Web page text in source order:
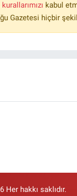
kabul
Gazetesi hiçbir
hakkı saklıdır.